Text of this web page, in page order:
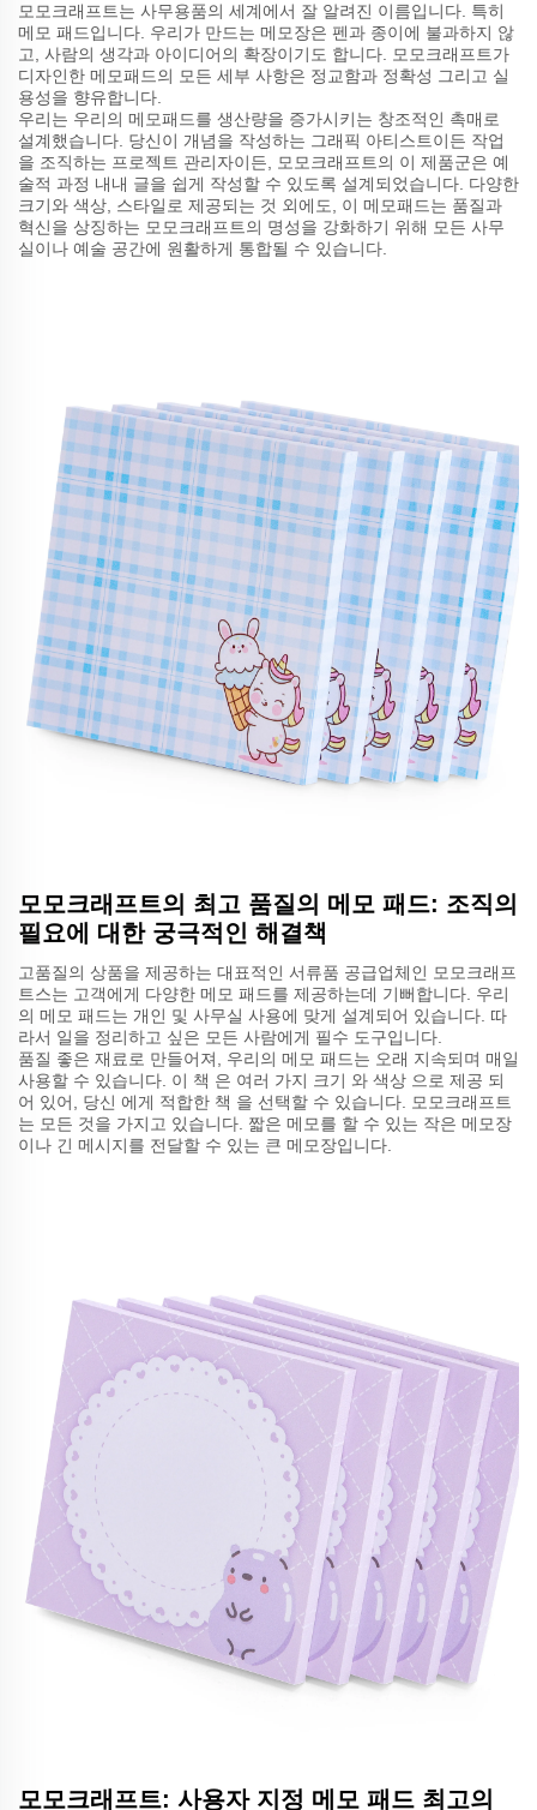
모모크래프트는 사무용품의 세계에서 잘 알려진 이름입니다. 특히
메모 패드입니다. 우리가 만드는 메모장은 펜과 종이에 불과하지 않
고, 사람의 생각과 아이디어의 확장이기도 합니다. 모모크래프트가
디자인한 메모패드의 모든 세부 사항은 정교함과 정확성 그리고 실
용성을 향유합니다.
우리는 우리의 메모패드를 생산량을 증가시키는 창조적인 촉매로
설계했습니다. 당신이 개념을 작성하는 그래픽 아티스트이든 작업
을 조직하는 프로젝트 관리자이든, 모모크래프트의 이 제품군은 예
술적 과정 내내 글을 쉽게 작성할 수 있도록 설계되었습니다. 다양한
크기와 색상, 스타일로 제공되는 것 외에도, 이 메모패드는 품질과
혁신을 상징하는 모모크래프트의 명성을 강화하기 위해 모든 사무
실이나 예술 공간에 원활하게 통합될 수 있습니다.
모모크래프트의 최고 품질의 메모 패드: 조직의
필요에 대한 궁극적인 해결책
고품질의 상품을 제공하는 대표적인 서류품 공급업체인 모모크래프
트스는 고객에게 다양한 메모 패드를 제공하는데 기뻐합니다. 우리
의 메모 패드는 개인 및 사무실 사용에 맞게 설계되어 있습니다. 따
라서 일을 정리하고 싶은 모든 사람에게 필수 도구입니다.
품질 좋은 재료로 만들어져, 우리의 메모 패드는 오래 지속되며 매일
사용할 수 있습니다. 이 책 은 여러 가지 크기 와 색상 으로 제공 되
어 있어, 당신 에게 적합한 책 을 선택할 수 있습니다. 모모크래프트
는 모든 것을 가지고 있습니다. 짧은 메모를 할 수 있는 작은 메모장
이나 긴 메시지를 전달할 수 있는 큰 메모장입니다.
모모크래프트: 사용자 지정 메모 패드 최고의